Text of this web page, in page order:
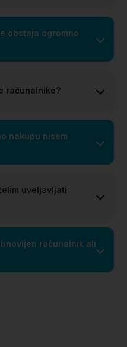
obstaja ogromno
računalnike?
nakupu nisem
uveljavljati
računalnik ali